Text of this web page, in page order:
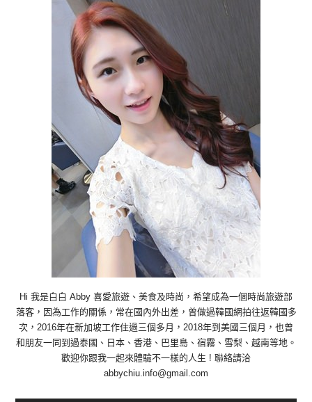
Hi 我是白白 Abby 喜愛旅遊、美食及時尚，希望成為一個時尚旅遊部
落客，因為工作的關係，常在國內外出差，曾做過韓國網拍往返韓國多
次，2016年在新加坡工作住過三個多月，2018年到美國三個月，也曾
和朋友一同到過泰國、日本、香港、巴里島、宿霧、雪梨、越南等地。
歡迎你跟我一起來體驗不一樣的人生 ! 聯絡請洽
abbychiu.info@gmail.com